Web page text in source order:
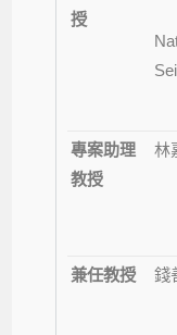
授
專案助理
教授
林
兼任教授 錢